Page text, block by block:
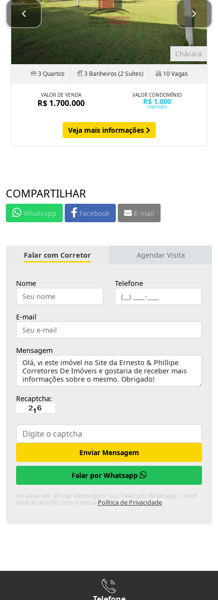
Chácara
3 Quartos 3 Banheiros (2 Suítes) 10 Vagas
VALOR DE VENDA
R$ 1.700.000
VALOR CONDOMÍNIO
R$ 1.000
mensais
Veja mais informações
COMPARTILHAR
Whatsapp Facebook E-mail
Falar com Corretor Agendar Visita
Nome Telefone
E-mail
Mensagem
Recaptcha:
Enviar Mensagem
Falar por Whatsapp
Ao clicar em "Enviar Mensagem" ou "Falar por Whatsapp", você
está de acordo com a nossa Política de Privacidade.